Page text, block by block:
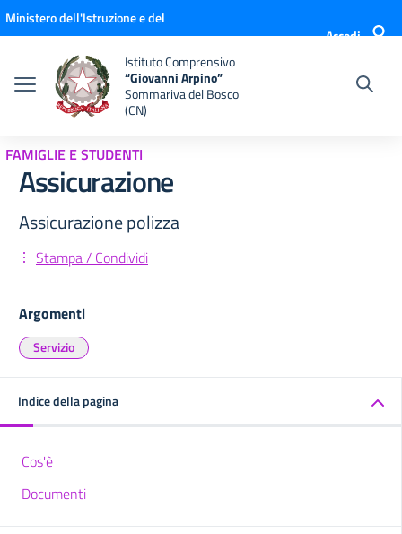
Vai ai contenuti
Vai al menu di navigazione
Vai al footer
Ministero dell'Istruzione e del
Accedi
Istituto Comprensivo
“Giovanni Arpino”
Sommariva del Bosco
(CN)
FAMIGLIE E STUDENTI
Assicurazione
Assicurazione polizza
Stampa / Condividi
Argomenti
Servizio
Indice della pagina
Cos'è
Documenti